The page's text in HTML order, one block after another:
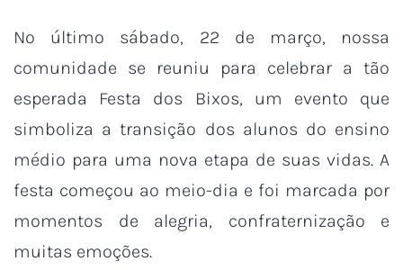
No último sábado, 22 de março, nossa
comunidade se reuniu para celebrar a tão
esperada Festa dos Bixos, um evento que
simboliza a transição dos alunos do ensino
médio para uma nova etapa de suas vidas. A
festa começou ao meio-dia e foi marcada por
momentos de alegria, confraternização e
muitas emoções.